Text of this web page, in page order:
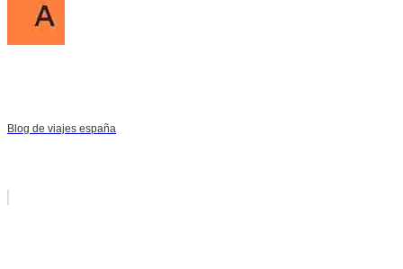
Blog de viajes españa